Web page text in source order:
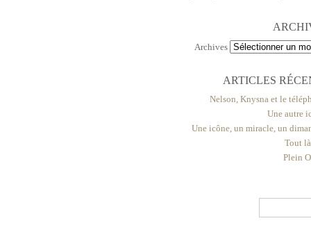
Archives
ARTICLES
Nelson, Knysna et le
Une autre
Une icône, un miracle, un
Tout
Plein